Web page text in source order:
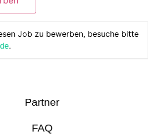
Job zu bewerben, besuche bitte
.
Partner
FAQ